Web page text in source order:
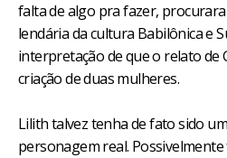
falta de algo pra fazer,
lendária da cultura Babilônica e
interpretação de que o relato de
criação de duas mulheres.
Lilith talvez tenha de fato sido
personagem real.